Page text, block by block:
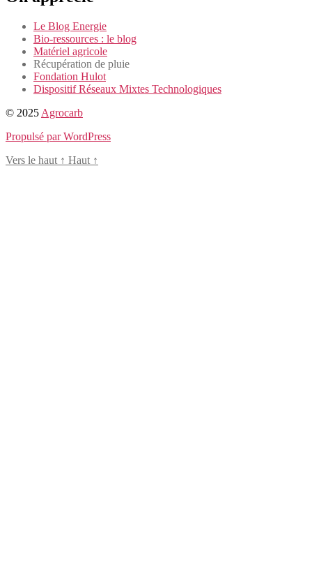
Le Blog Energie
Bio-ressources : le blog
Matériel agricole
Récupération de pluie
Fondation Hulot
Dispositif Réseaux Mixtes Technologiques
© 2025 Agrocarb
Propulsé par WordPress
Vers le haut ↑ Haut ↑